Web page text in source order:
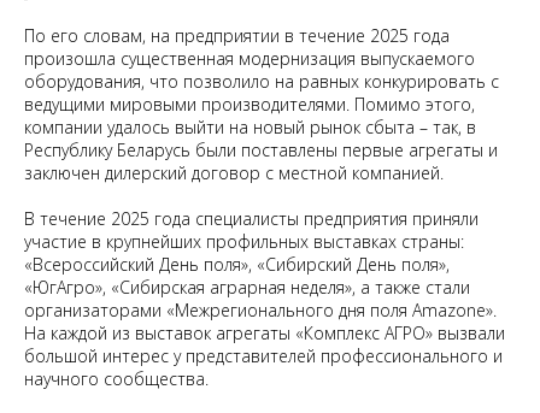
По его словам, на предприятии в течение 2025 года
произошла существенная модернизация выпускаемого
оборудования, что позволило на равных конкурировать с
ведущими мировыми производителями. Помимо этого,
компании удалось выйти на новый рынок сбыта – так, в
Республику Беларусь были поставлены первые агрегаты и
заключен дилерский договор с местной компанией.
В течение 2025 года специалисты предприятия приняли
участие в крупнейших профильных выставках страны:
«Всероссийский День поля», «Сибирский День поля»,
«ЮгАгро», «Сибирская аграрная неделя», а также стали
организаторами «Межрегионального дня поля Amazone».
На каждой из выставок агрегаты «Комплекс АГРО» вызвали
большой интерес у представителей профессионального и
научного сообщества.